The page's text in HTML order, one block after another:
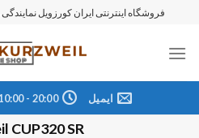
محتوا
فروشگاه اینترنتی ایران کورزویل
ایمیل 20:00 - 10:00
CUP320 SR